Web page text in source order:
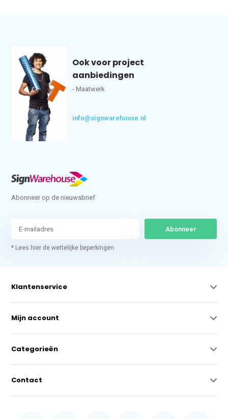
Ook voor project
aanbiedingen
- Maatwerk
info@signwarehouse.nl
Abonneer op de nieuwsbrief
Abonneer
* Lees hier de wettelijke beperkingen
Klantenservice
Mijn account
Categorieën
Contact